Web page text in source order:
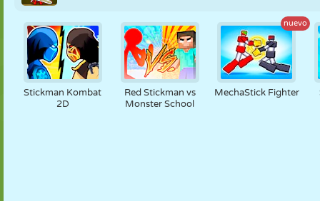
Stickman Kombat
2D
Red Stickman vs
Monster School
nuevo
MechaStick Fighter